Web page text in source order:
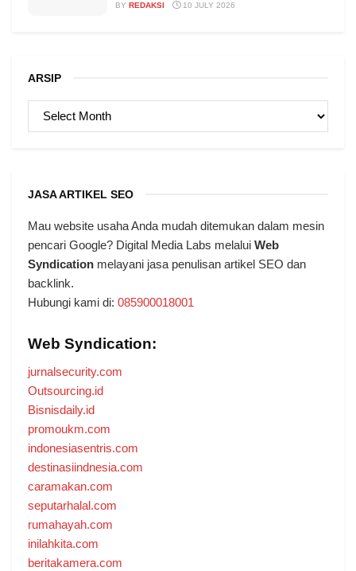
BY REDAKSI 10 JULY 2026
ARSIP
ARSIP
JASA ARTIKEL SEO
Mau website usaha Anda mudah ditemukan dalam mesin
pencari Google? Digital Media Labs melalui Web
Syndication melayani jasa penulisan artikel SEO dan
backlink.
Hubungi kami di: 085900018001
Web Syndication:
jurnalsecurity.com
Outsourcing.id
Bisnisdaily.id
promoukm.com
indonesiasentris.com
destinasiindnesia.com
caramakan.com
seputarhalal.com
rumahayah.com
inilahkita.com
beritakamera.com